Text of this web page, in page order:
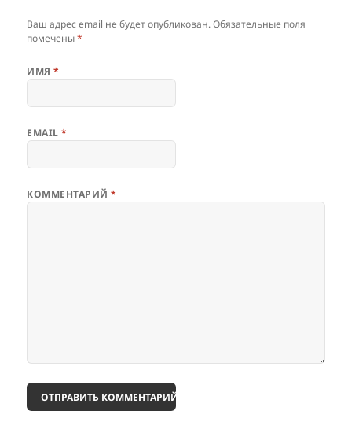
Ваш адрес email не будет опубликован. Обязательные поля
помечены*
ИМЯ*
EMAIL*
КОММЕНТАРИЙ*